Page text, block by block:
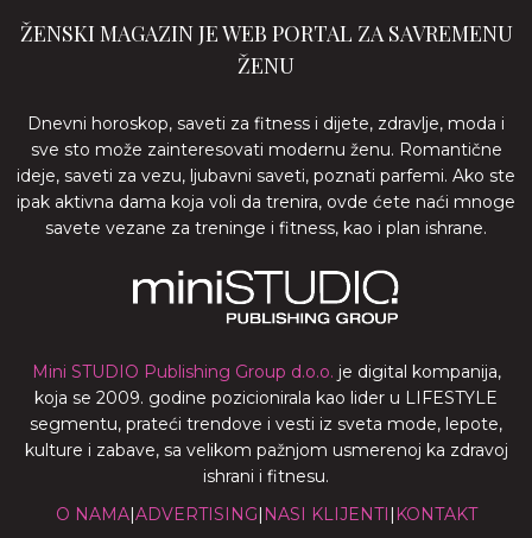
ŽENSKI MAGAZIN JE WEB PORTAL ZA SAVREMENU
ŽENU
Dnevni horoskop, saveti za fitness i dijete, zdravlje, moda i
sve sto može zainteresovati modernu ženu. Romantične
ideje, saveti za vezu, ljubavni saveti, poznati parfemi. Ako ste
ipak aktivna dama koja voli da trenira, ovde ćete naći mnoge
savete vezane za treninge i fitness, kao i plan ishrane.
Mini STUDIO Publishing Group d.o.o. je digital kompanija,
koja se 2009. godine pozicionirala kao lider u LIFESTYLE
segmentu, prateći trendove i vesti iz sveta mode, lepote,
kulture i zabave, sa velikom pažnjom usmerenoj ka zdravoj
ishrani i fitnesu.
O NAMA|ADVERTISING| NASI KLIJENTI | KONTAKT